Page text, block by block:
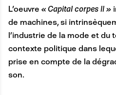
L'oeuvre « Capital corpes II »
de machines, si
l’industrie de la mode et du
contexte politique dans
prise en compte de la
son.